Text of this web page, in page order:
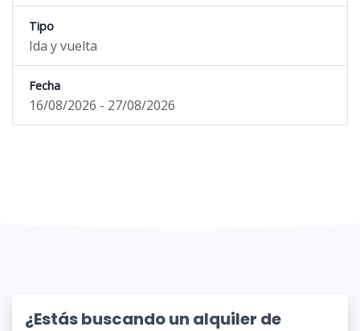
Tipo
Ida y vuelta
Fecha
16/08/2026 - 27/08/2026
¿Estás buscando un alquiler de